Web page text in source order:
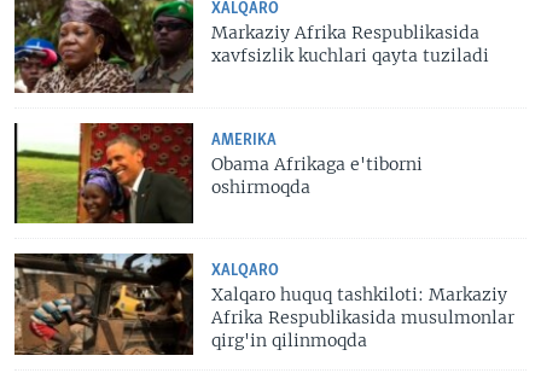
XALQARO
Markaziy Afrika Respublikasida
xavfsizlik kuchlari qayta tuziladi
AMERIKA
Obama Afrikaga e'tiborni
oshirmoqda
XALQARO
Xalqaro huquq tashkiloti: Markaziy
Afrika Respublikasida musulmonlar
qirg'in qilinmoqda